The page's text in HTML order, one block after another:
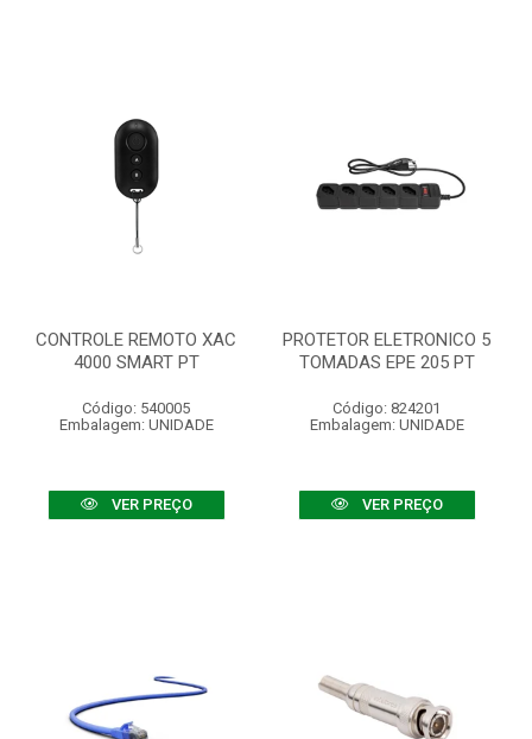
CONTROLE REMOTO XAC
4000 SMART PT
Código: 540005
Embalagem: UNIDADE
VER PREÇO
PROTETOR ELETRONICO 5
TOMADAS EPE 205 PT
Código: 824201
Embalagem: UNIDADE
VER PREÇO